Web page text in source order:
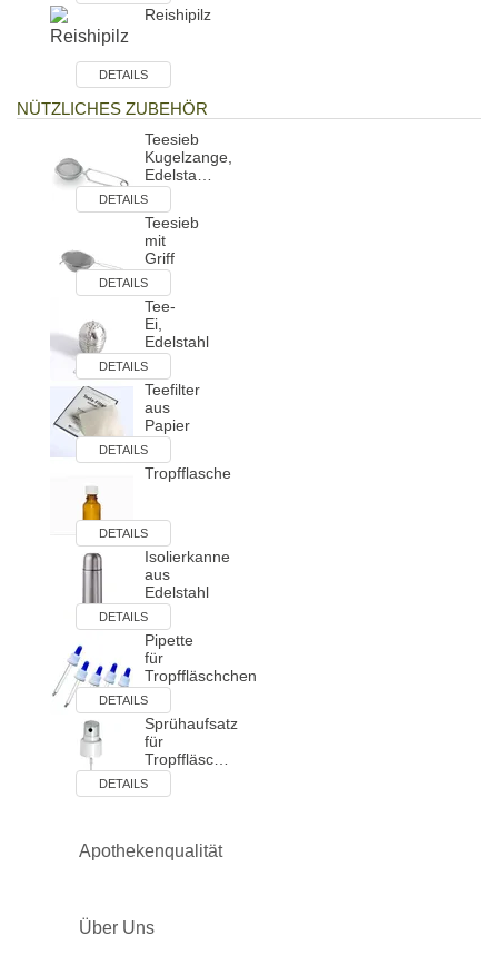
Reishipilz
DETAILS
NÜTZLICHES ZUBEHÖR
Teesieb
Kugelzange,
Edelsta…
DETAILS
Teesieb
mit
Griff
DETAILS
Tee-
Ei,
Edelstahl
DETAILS
Teefilter
aus
Papier
DETAILS
Tropfflasche
DETAILS
Isolierkanne
aus
Edelstahl
DETAILS
Pipette
für
Tropffläschchen
DETAILS
Sprühaufsatz
für
Tropffläsc…
DETAILS
Apothekenqualität
Über Uns